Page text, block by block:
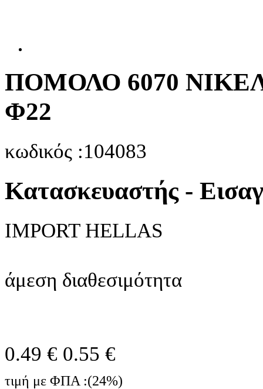
ΠΟΜΟΛΟ 6070
Φ22
κωδικός :104083
Κατασκευαστής -
IMPORT HELLAS
άμεση διαθεσιμότητα
0.49 € 0.55 €
τιμή με ΦΠΑ :(24%)